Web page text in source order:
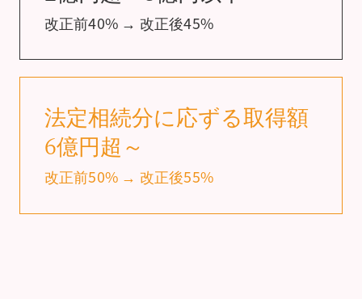
改正前40% → 改正後45%
法定相続分に応ずる取得額
6億円超～
改正前50% → 改正後55%